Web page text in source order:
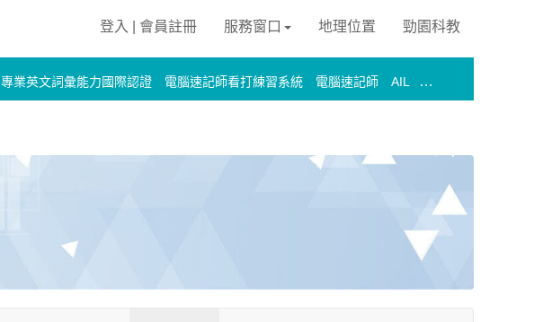
登入 | 會員註冊 服務窗口 地理位置 勁園科教
專業英文詞彙能力國際認證 電腦速記師看打練習系統 電腦速記師
AIL